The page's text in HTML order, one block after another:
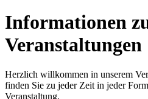
Informationen
Veranstaltungen
Herzlich willkommen in unserem
finden Sie zu jeder Zeit in jeder
Veranstaltung.